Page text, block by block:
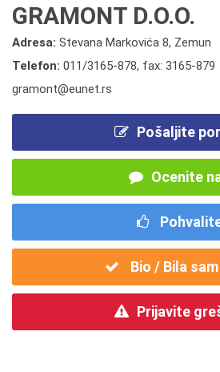
GRAMONT D.O.O.
Adresa: Stevana Markovića 8, Zemun
Telefon: 011/3165-878, fax: 3165-879
gramont@eunet.rs
Pošaljite
Ocenite
Bio / Bila
Prijavite